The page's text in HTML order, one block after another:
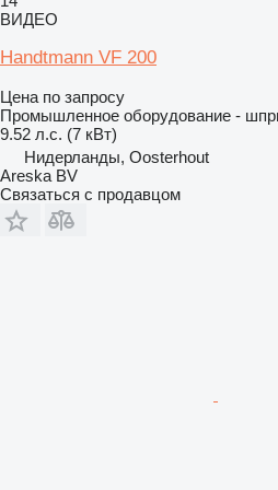
ВИДЕО
Handtmann VF 200
Цена по запросу
Промышленное оборудование -
9.52 л.с. (7 кВт)
Нидерланды, Oosterhout
Areska BV
Связаться с продавцом